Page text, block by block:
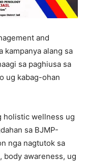
and
kampanya alang sa
sa paghiusa sa
ug kabag-ohan
holistic wellness ug
sa BJMP-
nga nagtutok sa
body awareness, ug